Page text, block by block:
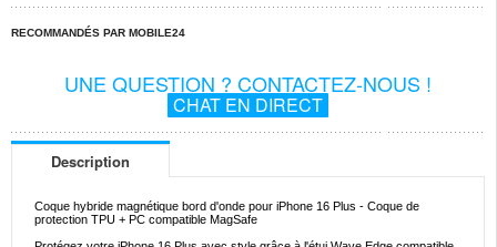
RECOMMANDÉS PAR MOBILE24
UNE QUESTION ? CONTACTEZ-NOUS !
CHAT EN DIRECT
Description
Coque hybride magnétique bord d'onde pour iPhone 16 Plus - Coque de
protection TPU + PC compatible MagSafe